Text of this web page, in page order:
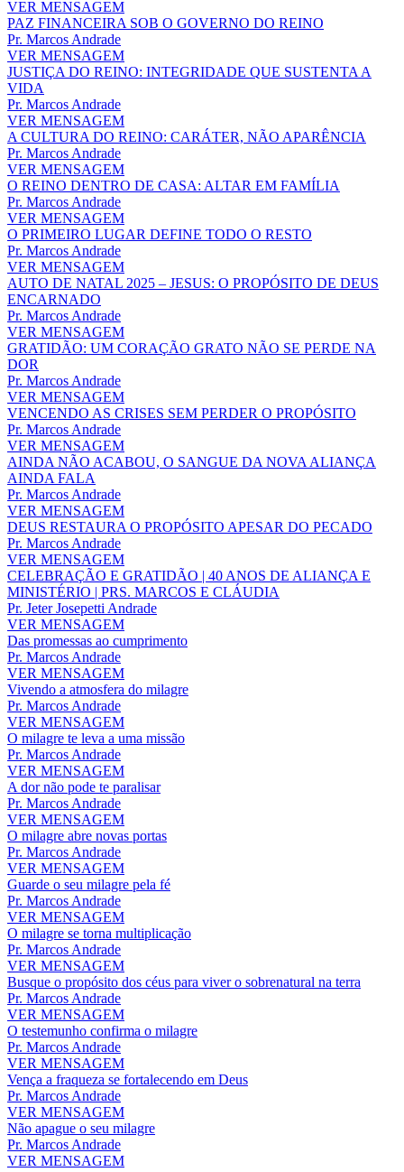
VER MENSAGEM
PAZ FINANCEIRA SOB O GOVERNO DO REINO
Pr. Marcos Andrade
VER MENSAGEM
JUSTIÇA DO REINO: INTEGRIDADE QUE SUSTENTA A
VIDA
Pr. Marcos Andrade
VER MENSAGEM
A CULTURA DO REINO: CARÁTER, NÃO APARÊNCIA
Pr. Marcos Andrade
VER MENSAGEM
O REINO DENTRO DE CASA: ALTAR EM FAMÍLIA
Pr. Marcos Andrade
VER MENSAGEM
O PRIMEIRO LUGAR DEFINE TODO O RESTO
Pr. Marcos Andrade
VER MENSAGEM
AUTO DE NATAL 2025 – JESUS: O PROPÓSITO DE DEUS
ENCARNADO
Pr. Marcos Andrade
VER MENSAGEM
GRATIDÃO: UM CORAÇÃO GRATO NÃO SE PERDE NA
DOR
Pr. Marcos Andrade
VER MENSAGEM
VENCENDO AS CRISES SEM PERDER O PROPÓSITO
Pr. Marcos Andrade
VER MENSAGEM
AINDA NÃO ACABOU, O SANGUE DA NOVA ALIANÇA
AINDA FALA
Pr. Marcos Andrade
VER MENSAGEM
DEUS RESTAURA O PROPÓSITO APESAR DO PECADO
Pr. Marcos Andrade
VER MENSAGEM
CELEBRAÇÃO E GRATIDÃO | 40 ANOS DE ALIANÇA E
MINISTÉRIO | PRS. MARCOS E CLÁUDIA
Pr. Jeter Josepetti Andrade
VER MENSAGEM
Das promessas ao cumprimento
Pr. Marcos Andrade
VER MENSAGEM
Vivendo a atmosfera do milagre
Pr. Marcos Andrade
VER MENSAGEM
O milagre te leva a uma missão
Pr. Marcos Andrade
VER MENSAGEM
A dor não pode te paralisar
Pr. Marcos Andrade
VER MENSAGEM
O milagre abre novas portas
Pr. Marcos Andrade
VER MENSAGEM
Guarde o seu milagre pela fé
Pr. Marcos Andrade
VER MENSAGEM
O milagre se torna multiplicação
Pr. Marcos Andrade
VER MENSAGEM
Busque o propósito dos céus para viver o sobrenatural na terra
Pr. Marcos Andrade
VER MENSAGEM
O testemunho confirma o milagre
Pr. Marcos Andrade
VER MENSAGEM
Vença a fraqueza se fortalecendo em Deus
Pr. Marcos Andrade
VER MENSAGEM
Não apague o seu milagre
Pr. Marcos Andrade
VER MENSAGEM